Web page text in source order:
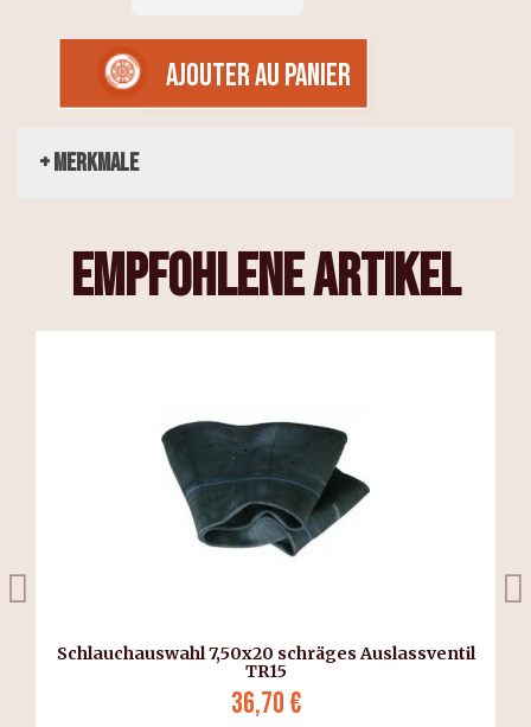
AJOUTER AU PANIER
+ Merkmale
empfohlene Artikel
Schlauchauswahl 7,50x20 schräges Auslassventil
TR15
36,70 €